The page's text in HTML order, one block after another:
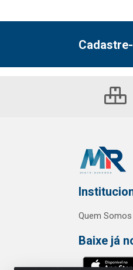
Quem Somos
Baixe já